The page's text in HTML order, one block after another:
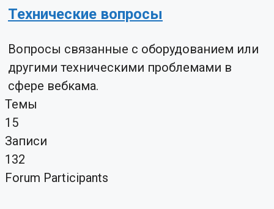
Технические вопросы
Вопросы связанные с оборудованием или
другими техническими проблемами в
сфере вебкама.
Темы
15
Записи
132
Forum Participants